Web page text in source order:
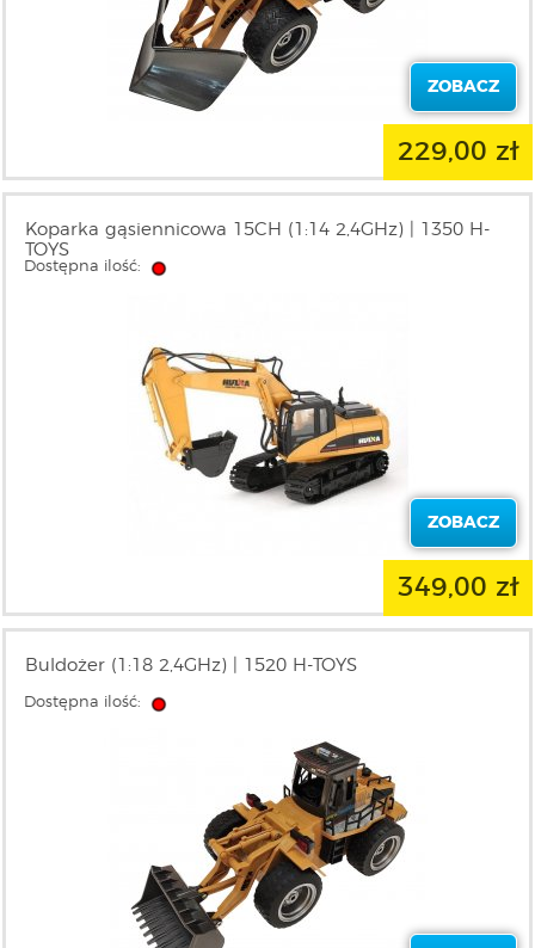
ZOBACZ
229,00 zł
Koparka gąsiennicowa 15CH (1:14 2,4GHz) | 1350 H-
TOYS
Dostępna ilość:
ZOBACZ
349,00 zł
Buldożer (1:18 2,4GHz) | 1520 H-TOYS
Dostępna ilość: